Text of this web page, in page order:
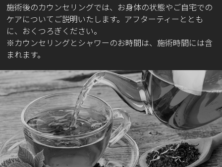
施術後のカウンセリングでは、お身体の状態やご自宅での
ケアについてご説明いたします。アフターティーととも
に、おくつろぎください。
※カウンセリングとシャワーのお時間は、施術時間には含
まれます。